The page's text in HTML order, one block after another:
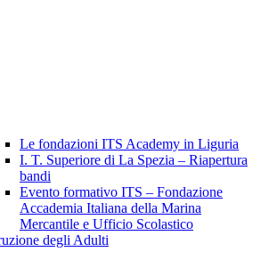
Le fondazioni ITS Academy in Liguria
I. T. Superiore di La Spezia – Riapertura
bandi
Evento formativo ITS – Fondazione
Accademia Italiana della Marina
Mercantile e Ufficio Scolastico
degli Adulti